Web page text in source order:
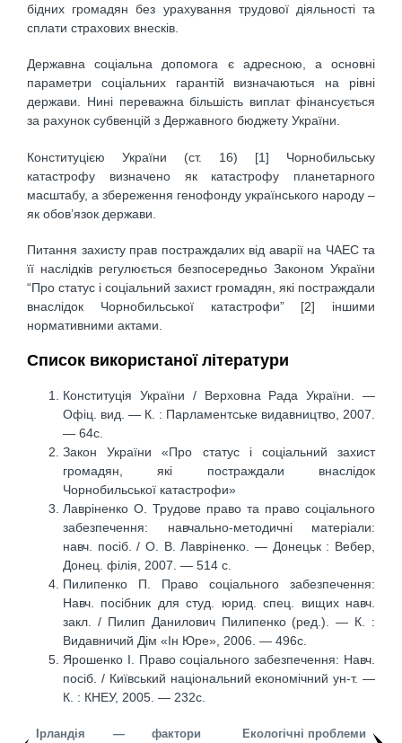
бідних громадян без урахування трудової діяльності та
сплати страхових внесків.
Державна соціальна допомога є адресною, а основні
параметри соціальних гарантій визначаються на рівні
держави. Нині переважна більшість виплат фінансується
за рахунок субвенцій з Державного бюджету України.
Конституцією України (ст. 16) [1] Чорнобильську
катастрофу визначено як катастрофу планетарного
масштабу, а збереження генофонду українського народу –
як обов’язок держави.
Питання захисту прав постраждалих від аварії на ЧАЕС та
її наслідків регулюється безпосередньо Законом України
“Про статус і соціальний захист громадян, які постраждали
внаслідок Чорнобильської катастрофи” [2] іншими
нормативними актами.
Список використаної літератури
Конституція України / Верховна Рада України. —
Офіц. вид. — К. : Парламентське видавництво, 2007.
— 64с.
Закон України «Про статус і соціальний захист
громадян, які постраждали внаслідок
Чорнобильської катастрофи»
Лавріненко О. Трудове право та право соціального
забезпечення: навчально-методичні матеріали:
навч. посіб. / О. В. Лавріненко. — Донецьк : Вебер,
Донец. філія, 2007. — 514 с.
Пилипенко П. Право соціального забезпечення:
Навч. посібник для студ. юрид. спец. вищих навч.
закл. / Пилип Данилович Пилипенко (ред.). — К. :
Видавничий Дім «Ін Юре», 2006. — 496с.
Ярошенко І. Право соціального забезпечення: Навч.
посіб. / Київський національний економічний ун-т. —
К. : КНЕУ, 2005. — 232с.
Ірландія — фактори
Екологічні проблеми